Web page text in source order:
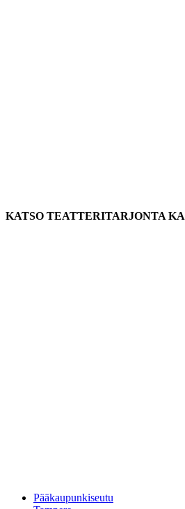
KATSO TEATTERITARJONTA
Pääkaupunkiseutu